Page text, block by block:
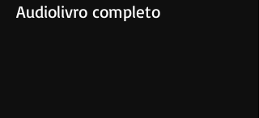
Audiolivro completo